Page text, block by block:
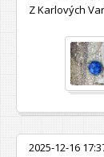
Z Karlových
2025-12-16